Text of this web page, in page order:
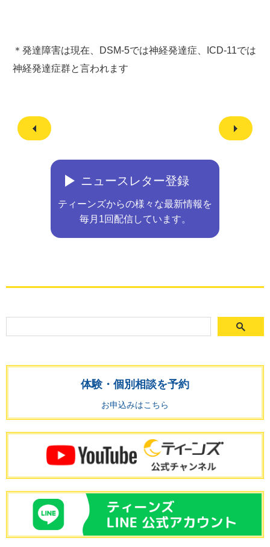
＊発達障害は現在、DSM-5では神経発達症、ICD-11では
神経発達症群と言われます
ニュースレター登録
ティーンズからの様々な最新情報を
毎月1回配信しています。
体験・個別相談を予約
お申込みはこちら